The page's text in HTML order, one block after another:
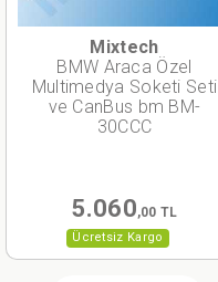
Ücretsiz Kargo
Mixtech
BMW Araca Özel
Multimedya Soketi Seti
ve CanBus bm BM-
30CCC
5.060,00 TL